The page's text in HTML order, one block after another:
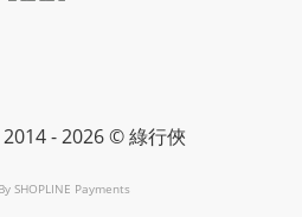
- 2026 © 綠行俠
SHOPLINE Payments